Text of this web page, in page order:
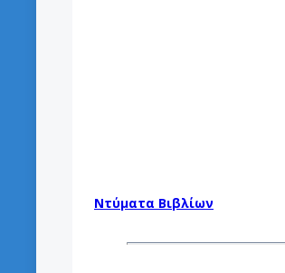
Ντύματα Βιβλίων